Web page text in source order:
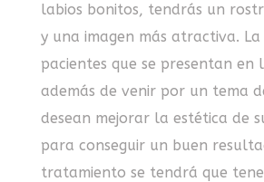
labios bonitos, tendrás un
y una imagen más atractiva.
pacientes que se presentan en
además de venir por un tema
desean mejorar la estética de
para conseguir un buen
tratamiento se tendrá que